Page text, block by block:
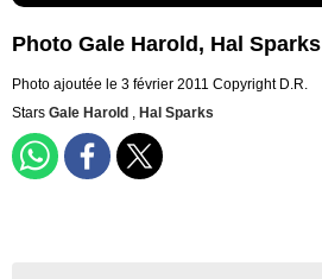
Photo Gale Harold, Hal Sparks
Photo ajoutée le 3 février 2011 Copyright D.R.
Stars Gale Harold , Hal Sparks